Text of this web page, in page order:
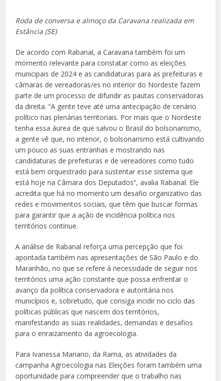
Roda de conversa e almoço da Caravana realizada em
Estância (SE)
De acordo com Rabanal, a Caravana também foi um
momento relevante para constatar como as eleições
municipais de 2024 e as candidaturas para as prefeituras e
câmaras de vereadoras/es no interior do Nordeste fazem
parte de um processo de difundir as pautas conservadoras
da direita. “A gente teve até uma antecipação de cenário
político nas plenárias territoriais. Por mais que o Nordeste
tenha essa áurea de que salvou o Brasil do bolsonarismo,
a gente vê que, no interior, o bolsonarismo está cultivando
um pouco as suas entranhas e mostrando nas
candidaturas de prefeituras e de vereadores como tudo
está bem orquestrado para sustentar esse sistema que
está hoje na Câmara dos Deputados”, avalia Rabanal. Ele
acredita que há no momento um desafio organizativo das
redes e movimentos sociais, que têm que buscar formas
para garantir que a ação de incidência política nos
territórios continue.
A análise de Rabanal reforça uma percepção que foi
apontada também nas apresentações de São Paulo e do
Maranhão, no que se refere à necessidade de seguir nos
territórios uma ação constante que possa enfrentar o
avanço da política conservadora e autoritária nos
municípios e, sobretudo, que consiga incidir no ciclo das
políticas públicas que nascem dos territórios,
manifestando as suas realidades, demandas e desafios
para o enraizamento da agroecologia.
Para Ivanessa Mariano, da Rama, as atividades da
campanha Agroecologia nas Eleições foram também uma
oportunidade para compreender que o trabalho nas